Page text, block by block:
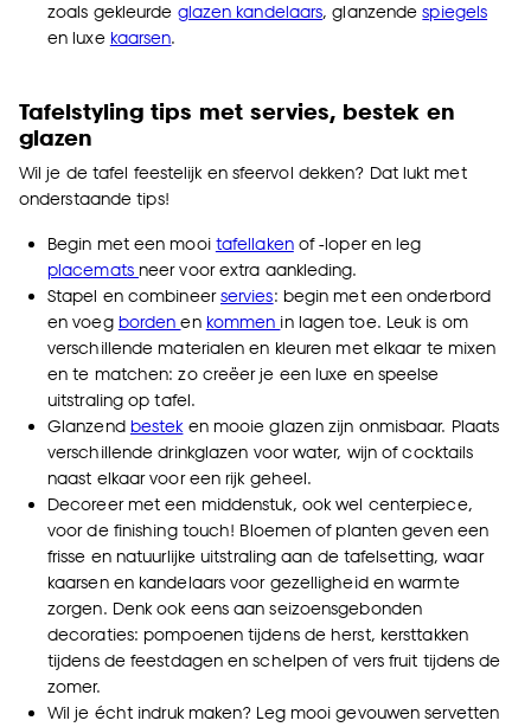
zoals gekleurde glazen kandelaars, glanzendespiegels
en luxe kaarsen.
Tafelstyling tips met servies, bestek en
glazen
Wil je de tafel feestelijk en sfeervol dekken? Dat lukt met
onderstaande tips!
Begin met een mooi tafellakenof -loper en leg
placemats neer voor extra aankleding.
Stapel en combineerservies: begin met een onderbord
en voeg bordenen kommen in lagen toe. Leuk is om
verschillende materialen en kleuren met elkaar te mixen
en te matchen: zo creëer je een luxe en speelse
uitstraling op tafel.
Glanzend besteken mooie glazen zijn onmisbaar. Plaats
verschillendedrinkglazen voor water, wijn of cocktails
naast elkaar voor een rijk geheel.
Decoreer met een middenstuk, ook wel centerpiece,
voor de finishing touch! Bloemenof planten geven een
frisse en natuurlijke uitstraling aan de tafelsetting, waar
kaarsen en kandelaars voor gezelligheid en warmte
zorgen. Denk ook eens aan seizoensgebonden
decoraties: pompoenen tijdens de herst, kersttakken
tijdens de feestdagen en schelpen of vers fruit tijdens de
zomer.
Wil je écht indruk maken? Leg mooi gevouwen servetten